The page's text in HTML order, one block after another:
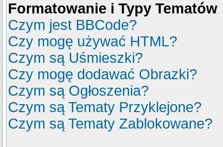
Formatowanie i Typy Tematów
Czym jest BBCode?
Czy mogę używać HTML?
Czym są Uśmieszki?
Czy mogę dodawać Obrazki?
Czym są Ogłoszenia?
Czym są Tematy Przyklejone?
Czym są Tematy Zablokowane?